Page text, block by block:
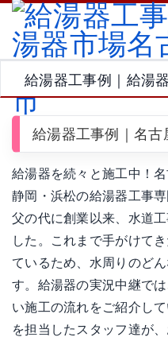
給湯器工事例｜給湯
給湯器工事例｜名
給湯器を続々と施工中！
静岡・浜松の給湯器工事
父の代に創業以来、水道
した。これまで手がけて
ているため、水周りのど
す。給湯器の実況中継で
い施工の流れをご紹介し
を担当したスタッフ達が